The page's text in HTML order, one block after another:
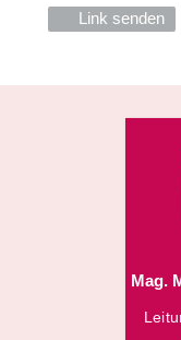
Link senden
Mag.